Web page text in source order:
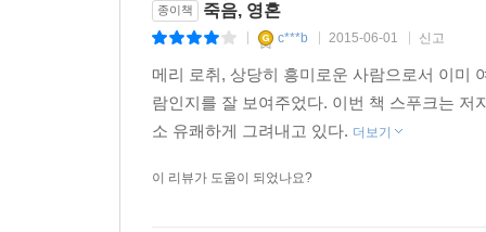
종이책 죽음, 영혼
c***b 2015-06-01 신고
메리 로취, 상당히 흥미로운 사람으로서 이미
람인지를 잘 보여주었다. 이번 책 스푸크는
소 유쾌하게 그려내고 있다. 더보기
이 리뷰가 도움이 되었나요?